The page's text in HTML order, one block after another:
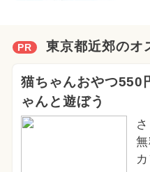
PR 東京都近郊のオ
猫ちゃんおやつ550
ゃんと遊ぼう